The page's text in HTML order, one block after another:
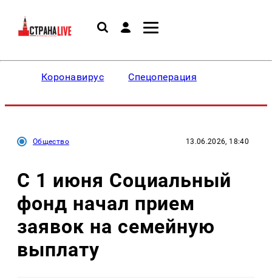
Коронавирус Спецоперация
Общество 13.06.2026, 18:40
С 1 июня Социальный
фонд начал прием
заявок на семейную
выплату